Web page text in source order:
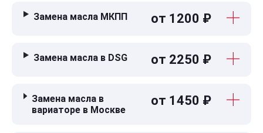
Замена масла МКПП от 1200 ₽
Замена масла в DSG от 2250 ₽
Замена масла в
вариаторе в Москве
от 1450 ₽